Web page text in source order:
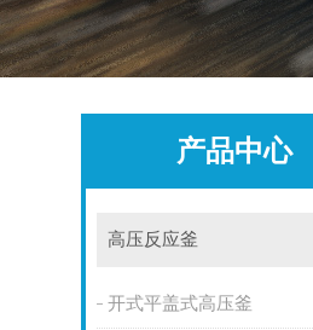
产品中心
高压反应釜
开式平盖式高压釜